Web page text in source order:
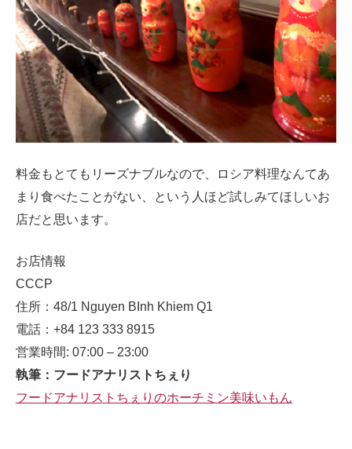
料金もとてもリーズナブルなので、ロシア料理なんてあ
まり食べたことがない、という人ほど試しみてほしいお
店だと思います。
お店情報
CCCP
住所：48/1 Nguyen BInh Khiem Q1
電話：+84 123 333 8915
営業時間: 07:00 – 23:00
執筆：フードアナリストちぇり
フードアナリストちぇりのホーチミン美味いもん